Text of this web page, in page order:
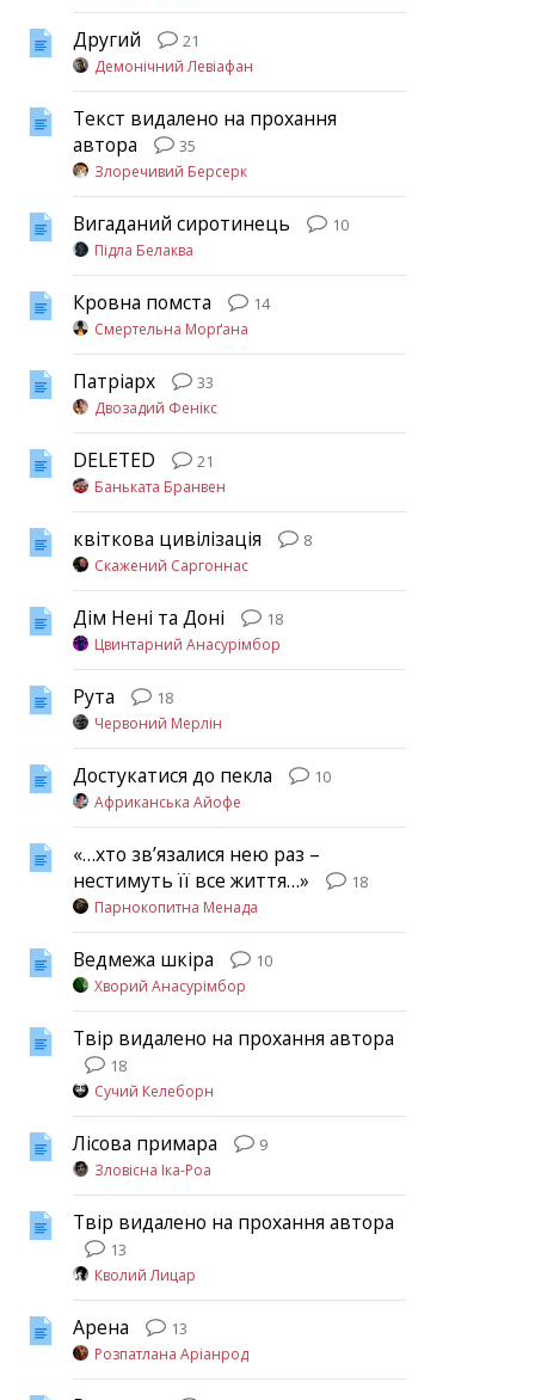
Другий
21
Демонічний Левіафан
Текст видалено на прохання
автора
35
Злоречивий Берсерк
Вигаданий сиротинець
10
Підла Белаква
Кровна помста
14
Смертельна Морґана
Патріарх
33
Двозадий Фенікс
DELETED
21
Баньката Бранвен
квіткова цивілізація
8
Скажений Саргоннас
Дім Нені та Доні
18
Цвинтарний Анасурімбор
Рута
18
Червоний Мерлін
Достукатися до пекла
10
Африканська Айофе
«…хто зв’язалися нею раз –
нестимуть її все життя…»
18
Парнокопитна Менада
Ведмежа шкіра
10
Хворий Анасурімбор
Твір видалено на прохання автора
18
Сучий Келеборн
Лісова примара
9
Зловісна Іка-Роа
Твір видалено на прохання автора
13
Кволий Лицар
Арена
13
Розпатлана Аріанрод